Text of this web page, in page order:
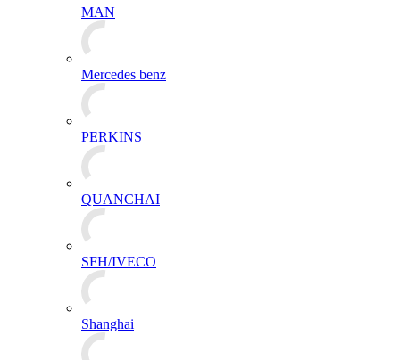
MAN
Mercedes benz
PERKINS
QUANCHAI
SFH/IVECO
Shanghai